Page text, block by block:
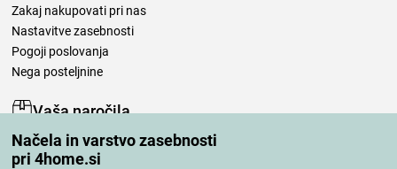
Načela in varstvo zasebnosti
pri 4home.si
Zakaj nakupovati pri nas
Nastavitve zasebnosti
Pogoji poslovanja
Nega posteljnine
Vaša naročila
Moj račun
Pregled naročil